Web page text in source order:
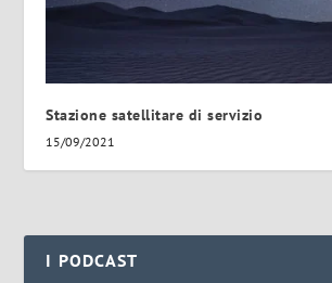
Stazione satellitare di servizio
15/09/2021
I PODCAST